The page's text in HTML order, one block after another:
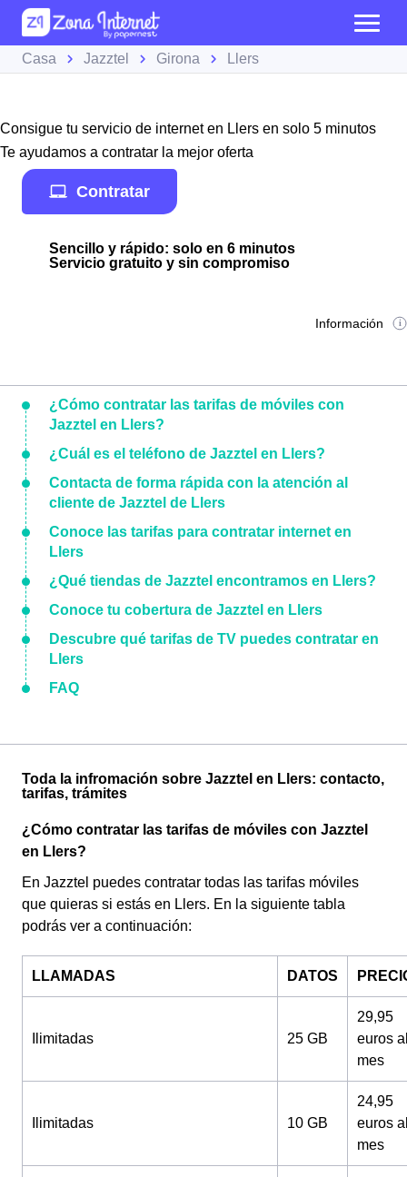
Casa Jazztel Girona Llers
Consigue tu servicio de internet en Llers en solo 5 minutos
Te ayudamos a contratar la mejor oferta
Contratar
Sencillo y rápido: solo en 6 minutos
Servicio gratuito y sin compromiso
Información
¿Cómo contratar las tarifas de móviles con
Jazztel en Llers?
¿Cuál es el teléfono de Jazztel en Llers?
Contacta de forma rápida con la atención al
cliente de Jazztel de Llers
Conoce las tarifas para contratar internet en
Llers
¿Qué tiendas de Jazztel encontramos en Llers?
Conoce tu cobertura de Jazztel en Llers
Descubre qué tarifas de TV puedes contratar en
Llers
FAQ
Toda la infromación sobre Jazztel en Llers: contacto,
tarifas, trámites
¿Cómo contratar las tarifas de móviles con Jazztel
en Llers?
En Jazztel puedes contratar todas las tarifas móviles
que quieras si estás en Llers. En la siguiente tabla
podrás ver a continuación:
LLAMADAS DATOS
Ilimitadas 25 GB
29,95
euros
mes
Ilimitadas 10 GB
24,95
euros
mes